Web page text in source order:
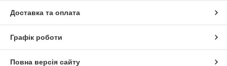
Доставка та оплата
Графік роботи
Повна версія сайту